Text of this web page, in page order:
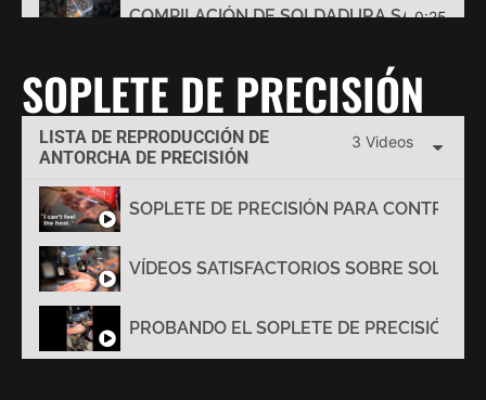
COMPILACIÓN DE SOLDADURA 0:25
SOPLETE DE PRECISIÓN
LISTA DE REPRODUCCIÓN DE
ANTORCHA DE PRECISIÓN
3 Videos
SOPLETE DE PRECISIÓN PARA
VÍDEOS SATISFACTORIOS SOBRE
PROBANDO EL SOPLETE DE PRECISIÓN